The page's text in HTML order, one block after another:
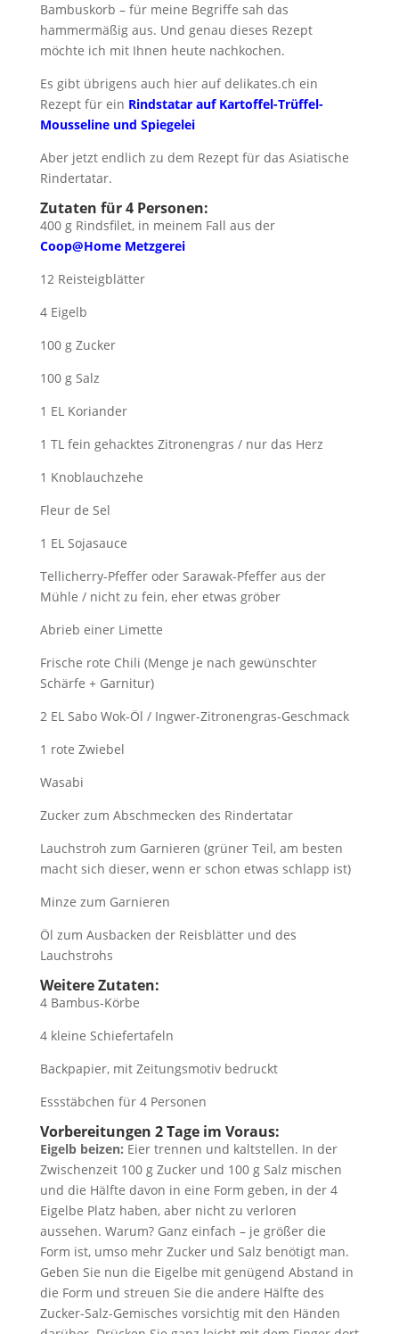
Bambuskorb – für meine Begriffe sah das
hammermäßig aus. Und genau dieses Rezept
möchte ich mit Ihnen heute nachkochen.
Es gibt übrigens auch hier auf delikates.ch ein
Rezept für ein Rindstatar auf Kartoffel-Trüffel-
Mousseline und Spiegelei
Aber jetzt endlich zu dem Rezept für das Asiatische
Rindertatar.
Zutaten für 4 Personen:
400 g Rindsfilet, in meinem Fall aus der
Coop@Home Metzgerei
12 Reisteigblätter
4 Eigelb
100 g Zucker
100 g Salz
1 EL Koriander
1 TL fein gehacktes Zitronengras / nur das Herz
1 Knoblauchzehe
Fleur de Sel
1 EL Sojasauce
Tellicherry-Pfeffer oder Sarawak-Pfeffer aus der
Mühle / nicht zu fein, eher etwas gröber
Abrieb einer Limette
Frische rote Chili (Menge je nach gewünschter
Schärfe + Garnitur)
2 EL Sabo Wok-Öl / Ingwer-Zitronengras-Geschmack
1 rote Zwiebel
Wasabi
Zucker zum Abschmecken des Rindertatar
Lauchstroh zum Garnieren (grüner Teil, am besten
macht sich dieser, wenn er schon etwas schlapp ist)
Minze zum Garnieren
Öl zum Ausbacken der Reisblätter und des
Lauchstrohs
Weitere Zutaten:
4 Bambus-Körbe
4 kleine Schiefertafeln
Backpapier, mit Zeitungsmotiv bedruckt
Essstäbchen für 4 Personen
Vorbereitungen 2 Tage im Voraus:
Eigelb beizen: Eier trennen und kaltstellen. In der
Zwischenzeit 100 g Zucker und 100 g Salz mischen
und die Hälfte davon in eine Form geben, in der 4
Eigelbe Platz haben, aber nicht zu verloren
aussehen. Warum? Ganz einfach – je größer die
Form ist, umso mehr Zucker und Salz benötigt man.
Geben Sie nun die Eigelbe mit genügend Abstand in
die Form und streuen Sie die andere Hälfte des
Zucker-Salz-Gemisches vorsichtig mit den Händen